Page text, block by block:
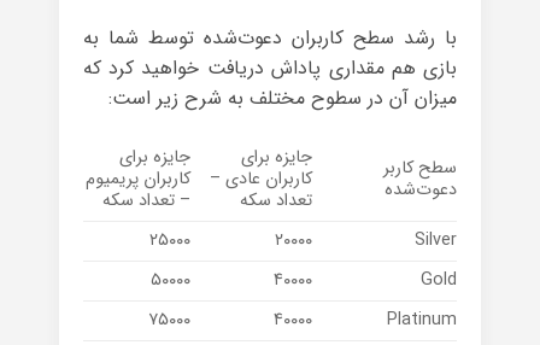
با رشد سطح کاربران دعوت‌شده توسط شما به
بازی هم مقداری پاداش دریافت خواهید کرد که
میزان آن در سطوح مختلف به شرح زیر است:
سطح کاربر
دعوت‌شده
جایزه برای
کاربران عادی –
تعداد سکه
جایزه برای
کاربران پریمیوم
– تعداد سکه
Silver
۲۰۰۰۰
۲۵۰۰۰
Gold
۴۰۰۰۰
۵۰۰۰۰
Platinum
۴۰۰۰۰
۷۵۰۰۰